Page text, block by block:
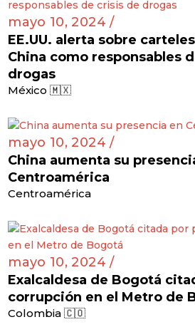
mayo 10, 2024 /
EE.UU. alerta sobre
China como responsables
drogas
México 🇲🇽
mayo 10, 2024 /
China aumenta su
Centroamérica
Centroamérica
mayo 10, 2024 /
Exalcaldesa de Bogotá
corrupción en el Metro de
Colombia 🇨🇴